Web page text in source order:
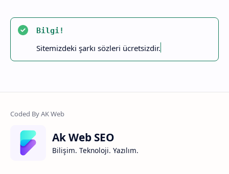
Bilgi!
Sitemizdeki şarkı sözleri ücretsizdir.
Ak Web SEO
Bilişim. Teknoloji. Yazılım.